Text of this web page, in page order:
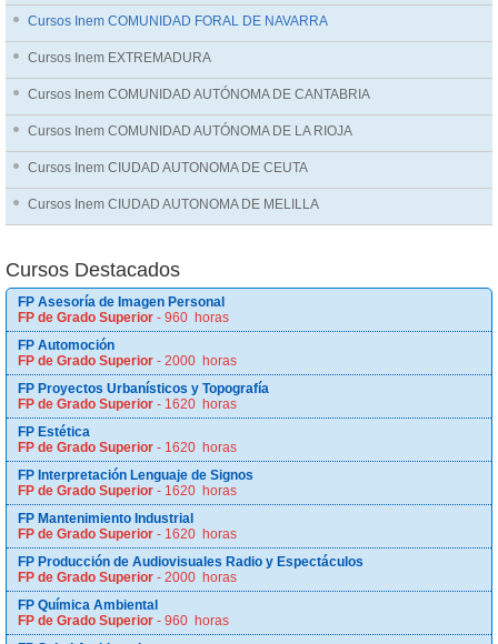
Cursos Inem COMUNIDAD FORAL DE NAVARRA
Cursos Inem EXTREMADURA
Cursos Inem COMUNIDAD AUTÓNOMA DE CANTABRIA
Cursos Inem COMUNIDAD AUTÓNOMA DE LA RIOJA
Cursos Inem CIUDAD AUTONOMA DE CEUTA
Cursos Inem CIUDAD AUTONOMA DE MELILLA
Cursos Destacados
FP Asesoría de Imagen Personal
FP de Grado Superior - 960 horas
FP Automoción
FP de Grado Superior - 2000 horas
FP Proyectos Urbanísticos y Topografía
FP de Grado Superior - 1620 horas
FP Estética
FP de Grado Superior - 1620 horas
FP Interpretación Lenguaje de Signos
FP de Grado Superior - 1620 horas
FP Mantenimiento Industrial
FP de Grado Superior - 1620 horas
FP Producción de Audiovisuales Radio y Espectáculos
FP de Grado Superior - 2000 horas
FP Química Ambiental
FP de Grado Superior - 960 horas